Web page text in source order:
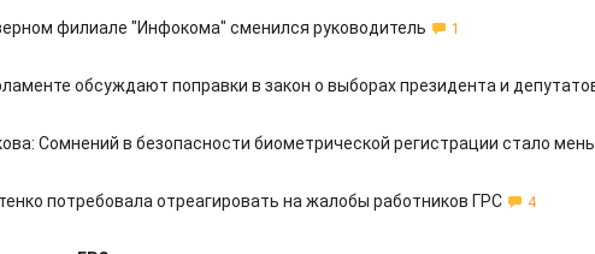
филиале "Инфокома" сменился руководитель 1
обсуждают поправки в закон о выборах президента и
Сомнений в безопасности биометрической регистрации стало
потребовала отреагировать на жалобы работников ГРС 4